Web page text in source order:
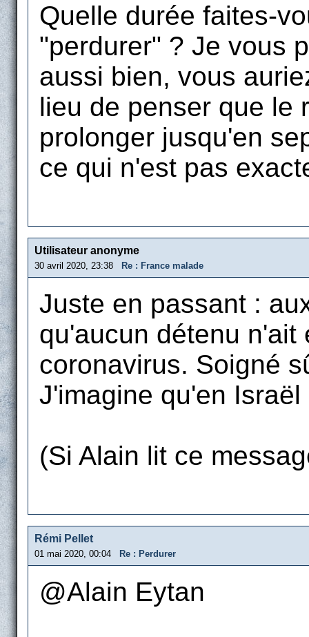
Quelle durée faites-
"perdurer" ? Je vous
aussi bien, vous
lieu de penser que le
prolonger jusqu'en
ce qui n'est pas
Utilisateur anonyme
30 avril 2020, 23:38 Re : France malade
Juste en passant :
qu'aucun détenu
coronavirus. Soigné
J'imagine qu'en
(Si Alain lit ce
Rémi Pellet
01 mai 2020, 00:04 Re : Perdurer
@Alain Eytan